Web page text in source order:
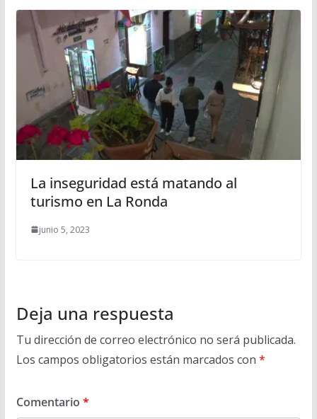
La inseguridad está matando al
turismo en La Ronda
junio 5, 2023
Deja una respuesta
Tu dirección de correo electrónico no será publicada.
Los campos obligatorios están marcados con *
Comentario *